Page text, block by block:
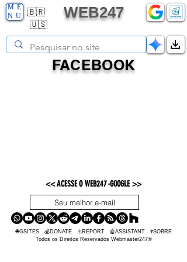
🇧🇷
🇺🇸
ME
NU
WEB247
FACEBOOK
<< ACESSE O WEB247-GOOGLE >>
🌐GSITES 💰DONATE ⚠️REPORT 🤖ASSISTANT ❓SOBRE
Todos os Direitos Reservados Webmaster247®️